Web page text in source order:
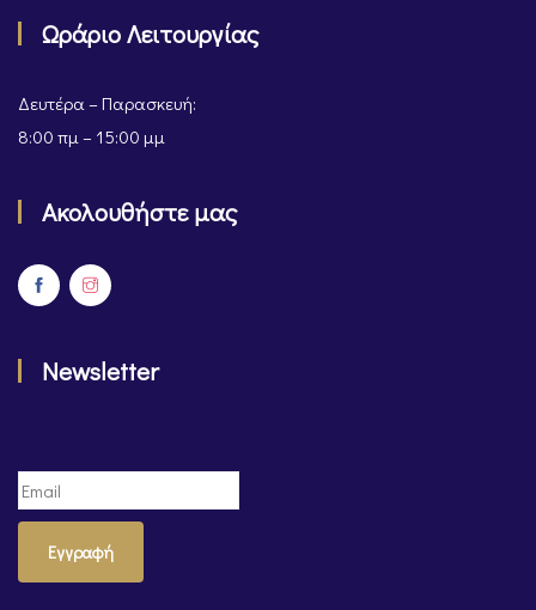
Ωράριο Λειτουργίας
Δευτέρα – Παρασκευή:
8:00 πμ – 15:00 μμ
Ακολουθήστε μας
Newsletter
Εγγραφή